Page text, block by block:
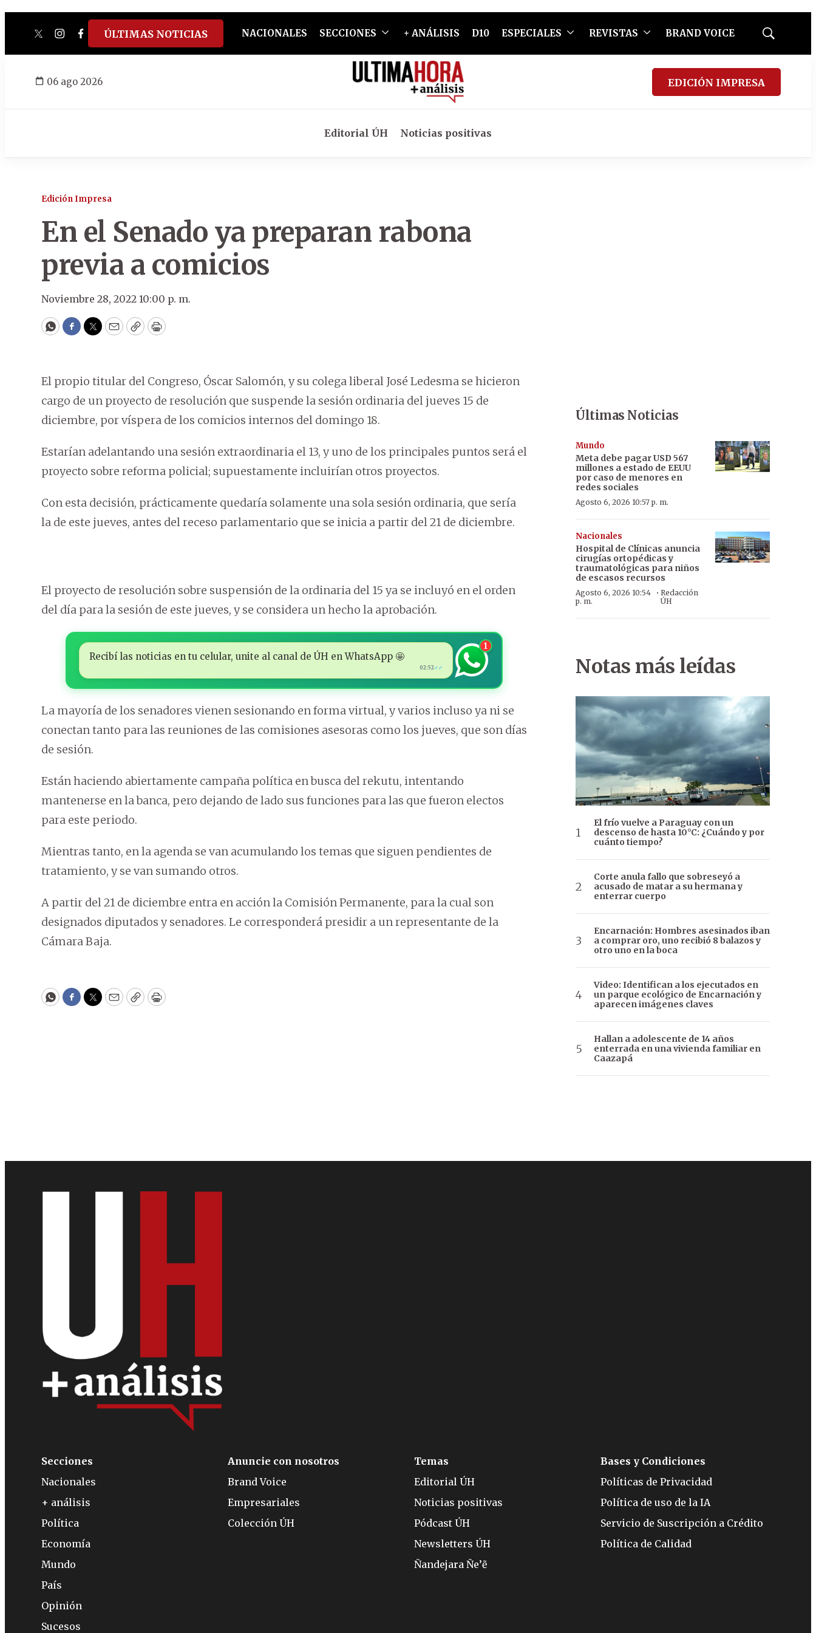
twitterinstagram
facebook
tiktokyoutube
spotify
ÚLTIMAS NOTICIAS NACIONALES SECCIONES + ANÁLISIS D10 ESPECIALES REVISTAS BRAND VOICE
Mostrar
06 ago 2026 EDICIÓN IMPRESA
Editorial ÚH Noticias positivas
Edición Impresa
En el Senado ya preparan rabona
previa a comicios
Noviembre 28, 2022 10:00 p. m.
WhatsApp
Facebook
Twitter
EmailCopyPrint
El propio titular del Congreso, Óscar Salomón, y su colega liberal José Ledesma se hicieron
cargo de un proyecto de resolución que suspende la sesión ordinaria del jueves 15 de
diciembre, por víspera de los comicios internos del domingo 18.
Estarían adelantando una sesión extraordinaria el 13, y uno de los principales puntos será el
proyecto sobre reforma policial; supuestamente incluirían otros proyectos.
Con esta decisión, prácticamente quedaría solamente una sola sesión ordinaria, que sería
la de este jueves, antes del receso parlamentario que se inicia a partir del 21 de diciembre.
El proyecto de resolución sobre suspensión de la ordinaria del 15 ya se incluyó en el orden
del día para la sesión de este jueves, y se considera un hecho la aprobación.
Recibí las noticias en tu celular, unite al canal de ÚH en WhatsApp 🤩
02:52✓✓
1
La mayoría de los senadores vienen sesionando en forma virtual, y varios incluso ya ni se
conectan tanto para las reuniones de las comisiones asesoras como los jueves, que son días
de sesión.
Están haciendo abiertamente campaña política en busca del rekutu, intentando
mantenerse en la banca, pero dejando de lado sus funciones para las que fueron electos
para este periodo.
Mientras tanto, en la agenda se van acumulando los temas que siguen pendientes de
tratamiento, y se van sumando otros.
A partir del 21 de diciembre entra en acción la Comisión Permanente, para la cual son
designados diputados y senadores. Le corresponderá presidir a un representante de la
Cámara Baja.
WhatsApp
Facebook
Twitter
EmailCopyPrint
Últimas Noticias
Mundo
Meta debe pagar USD 567
millones a estado de EEUU
por caso de menores en
redes sociales
Agosto 6, 2026 10:57 p. m.
Nacionales
Hospital de Clínicas anuncia
cirugías ortopédicas y
traumatológicas para niños
de escasos recursos
Agosto 6, 2026 10:54
p. m.
· Redacción
ÚH
Notas más leídas
El frío vuelve a Paraguay con un
descenso de hasta 10°C: ¿Cuándo y por
cuánto tiempo?
Corte anula fallo que sobreseyó a
acusado de matar a su hermana y
enterrar cuerpo
Encarnación: Hombres asesinados iban
a comprar oro, uno recibió 8 balazos y
otro uno en la boca
Video: Identifican a los ejecutados en
un parque ecológico de Encarnación y
aparecen imágenes claves
Hallan a adolescente de 14 años
enterrada en una vivienda familiar en
Caazapá
Secciones
Nacionales
+ análisis
Política
Economía
Mundo
País
Opinión
Sucesos
Anuncie con nosotros
Brand Voice
Empresariales
Colección ÚH
Temas
Editorial ÚH
Noticias positivas
Pódcast ÚH
Newsletters ÚH
Ñandejara Ñe’ẽ
Bases y Condiciones
Políticas de Privacidad
Política de uso de la IA
Servicio de Suscripción a Crédito
Política de Calidad